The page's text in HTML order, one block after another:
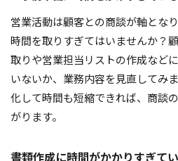
営業活動は顧客との商談が軸とな
時間を取りすぎてはいませんか？
取りや営業担当リストの作成など
いないか、業務内容を見直してみ
化して時間も短縮できれば、商談
がります。
書類作成に時間がかかりすぎて